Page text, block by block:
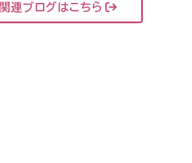
関連ブログはこちら